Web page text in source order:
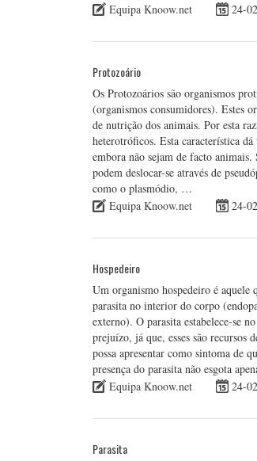
Equipa Knoow.net
24-
Protozoário
Os Protozoários são organismos
(organismos consumidores). Estes
de nutrição dos animais. Por esta
heterotróficos. Esta característica
embora não sejam de facto
podem deslocar-se através de
como o plasmódio, …
Equipa Knoow.net
24-
Hospedeiro
Um organismo hospedeiro é
parasita no interior do corpo
externo). O parasita estabelece-se
prejuízo, já que, esses são recursos
possa apresentar como sintoma de
presença do parasita não esgota
Equipa Knoow.net
24-
Parasita